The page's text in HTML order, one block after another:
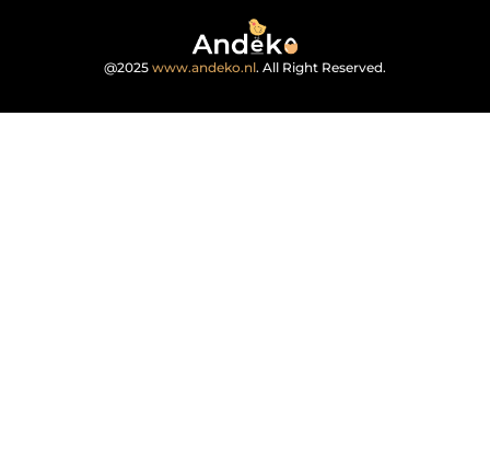
@2025 www.andeko.nl. All Right Reserved.